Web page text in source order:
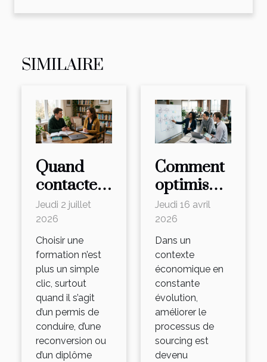
SIMILAIRE
Quand
contacter
un
conseiller
fait toute
la
différence
dans un
parcours
de
formation
Jeudi 2 juillet
2026
Choisir une
formation n’est
plus un simple
clic, surtout
quand il s’agit
d’un permis de
conduire, d’une
reconversion ou
d’un diplôme
Comment
optimiser
le
processus
de
sourcing
pour une
efficacité
maximale
?
Jeudi 16 avril
2026
Dans un
contexte
économique en
constante
évolution,
améliorer le
processus de
sourcing est
devenu